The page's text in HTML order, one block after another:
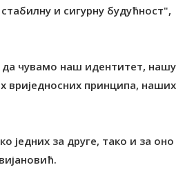
и сигурну будућност",
да чувамо наш идентитет, нашу
вриједносних принципа, наших
једних за друге, тако и за оно